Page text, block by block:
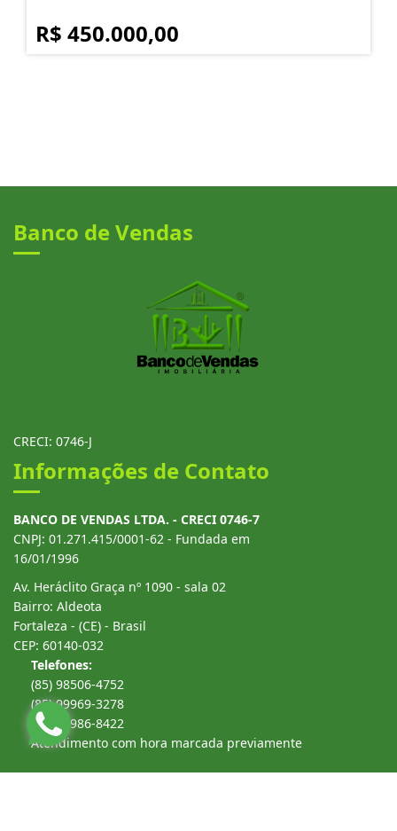
R$ 450.000,00
Banco de Vendas
CRECI: 0746-J
Informações de Contato
BANCO DE VENDAS LTDA. - CRECI 0746-7
CNPJ: 01.271.415/0001-62 - Fundada em
16/01/1996
Av. Heráclito Graça nº 1090 - sala 02
Bairro: Aldeota
Fortaleza - (CE) - Brasil
CEP: 60140-032
Telefones:
(85) 98506-4752
(85) 99969-3278
(85) 99986-8422
Atendimento com hora marcada previamente